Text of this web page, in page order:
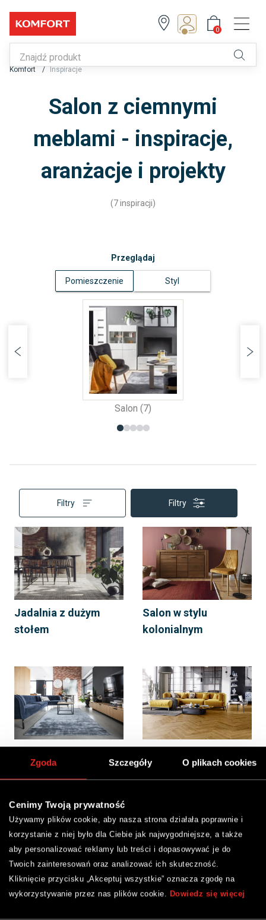
Zgoda Szczegóły O plikach cookies
Cenimy Twoją prywatność
Używamy plików cookie, aby nasza strona działała poprawnie i
korzystanie z niej było dla Ciebie jak najwygodniejsze, a także
aby personalizować reklamy lub treści i dopasowywać je do
Twoich zainteresowań oraz analizować ich skuteczność.
Kliknięcie przycisku „Akceptuj wszystkie” oznacza zgodę na
wykorzystywanie przez nas plików cookie. Dowiedz się więcej
0
Komfort Inspiracje
Salon z ciemnymi
meblami - inspiracje,
aranżacje i projekty
(7 inspiracji)
Przeglądaj
Pomieszczenie Styl
Salon (7)
Filtry Filtry
Jadalnia z dużym
stołem
Salon w stylu
kolonialnym
narożnikiem
narożnik w salonie
Podłoga w stylu
Salon z jasną